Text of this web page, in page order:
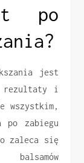
po
jest
rezultaty i
wszystkim,
po zabiegu
zaleca się